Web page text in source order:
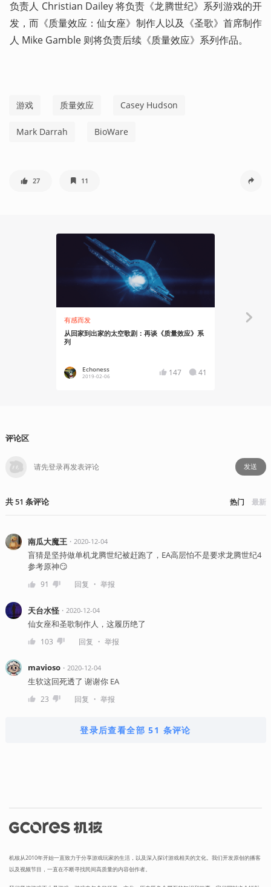
负责人 Christian Dailey 将负责《龙腾世纪》系列游戏的开
发，而《质量效应：仙女座》制作人以及《圣歌》首席制作
人 Mike Gamble 则将负责后续《质量效应》系列作品。
游戏 质量效应 Casey Hudson
Mark Darrah BioWare
27 11
有感而发
从回家到出家的太空歌剧：再谈《质量效应》系
列
Echoness
2019-02-06 147 41
评论区
发送
共51 条评论 热门 最新
南瓜大魔王・ 2020-12-04
盲猜是坚持做单机龙腾世纪被赶跑了，EA高层怕不是要求龙腾世纪4
参考原神😏
91 回复 ・ 举报
天台水怪・ 2020-12-04
仙女座和圣歌制作人，这履历绝了
103 回复 ・ 举报
mavioso・ 2020-12-04
生软这回死透了 谢谢你 EA
23 回复 ・ 举报
登录后查看全部 51 条评论
机核从2010年开始一直致力于分享游戏玩家的生活，以及深入探讨游戏相关的文化。我们开发原创的播客
以及视频节目，一直在不断寻找民间高质量的内容创作者。